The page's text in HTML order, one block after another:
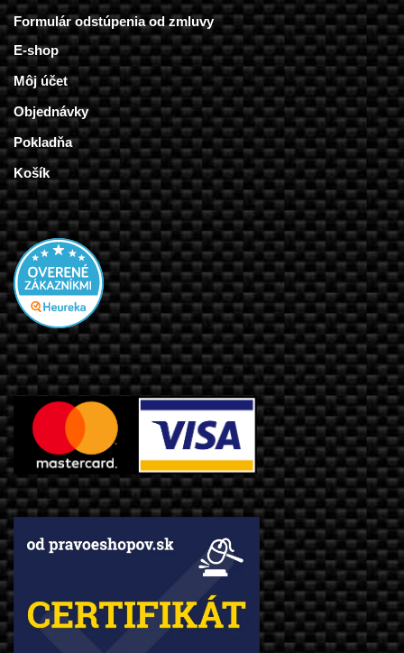
Formulár odstúpenia od zmluvy
E-shop
Môj účet
Objednávky
Pokladňa
Košík